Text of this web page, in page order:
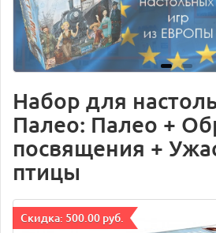
Набор для
Палео: Палео +
посвящения +
птицы
Cкидка: 500.00 руб.